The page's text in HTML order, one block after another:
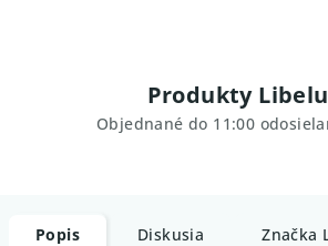
Produkty
Objednané do 11:00
Popis Diskusia Značka